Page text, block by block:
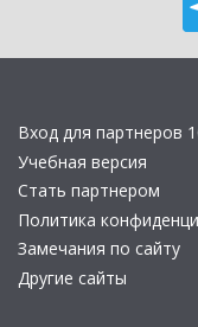
Вход для партнеров
Учебная версия
Стать партнером
Политика
Замечания по сайту
Другие сайты